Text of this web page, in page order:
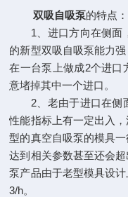
双吸自吸泵的特点：
1、进口方向在侧面，
的新型双吸自吸泵能力
在一台泵上做成2个进口
意堵掉其中一个进口。
2、老由于进口在侧面
性能指标上有一定出入，
型的真空自吸泵的模具
达到相关参数甚至还会
泵产品由于老型模具设
3/h。